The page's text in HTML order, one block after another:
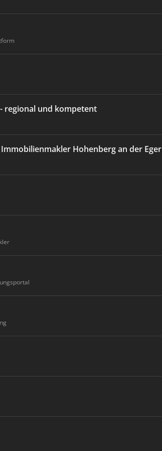
regional und kompetent
Hohenberg an der Eger